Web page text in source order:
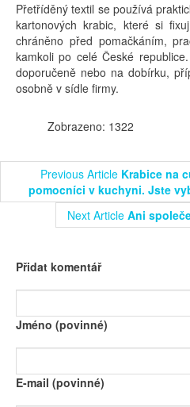
Přetříděný textil se používá
kartonových krabic, které si
chráněno před pomačkáním,
kamkoli po celé České
doporučeně nebo na dobírku,
osobně v sídle firmy.
Zobrazeno: 1322
Previous Article Krabice na
pomocníci v kuchyni. Jste
Next Article Ani
Přidat komentář
Jméno (povinné)
E-mail (povinné)